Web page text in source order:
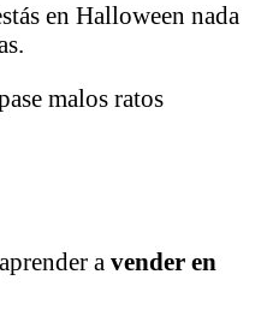
en Halloween nada
malos ratos
a vender en